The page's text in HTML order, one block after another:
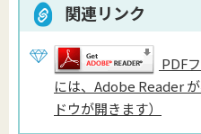
関連リンク
PDF
には、Adobe Reader
ドウが開きます）